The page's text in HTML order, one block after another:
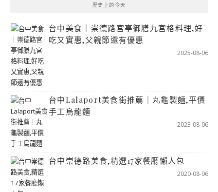
歷史上的今天
台中美食｜崇德路宮亭御膳九宮格料理,好
吃又實惠,父親節還有優惠
2025-08-06
台中Lalaport美食街推薦｜丸龜製麵,平價
手工烏龍麵
2023-08-06
台中崇德路美食,精選17家餐廳懶人包
2020-08-06